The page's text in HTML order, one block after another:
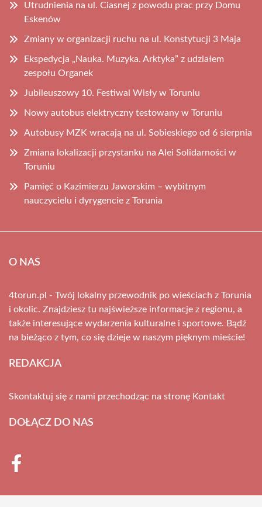
Utrudnienia na ul. Ciasnej z powodu prac przy Domu
Eskenów
Zmiany w organizacji ruchu na ul. Konstytucji 3 Maja
Ekspedycja „Nauka. Muzyka. Arktyka” z udziałem
zespołu Organek
Jubileuszowy 10. Festiwal Wisły w Toruniu
Nowy autobus elektryczny testowany w Toruniu
Autobusy MZK wracają na ul. Sobieskiego od 6 sierpnia
Zmiana lokalizacji przystanku na Alei Solidarności w
Toruniu
Pamięć o Kazimierzu Jaworskim – wybitnym
nauczycielu i dyrygencie z Torunia
O NAS
4torun.pl - Twój lokalny przewodnik po wieściach z Torunia
i okolic. Znajdziesz tu najświeższe informacje z regionu, a
także interesujące wydarzenia kulturalne i sportowe. Bądź
na bieżąco z tym, co się dzieje w naszym pięknym mieście!
REDAKCJA
Skontaktuj się z nami przechodząc na stronę Kontakt
DOŁĄCZ DO NAS